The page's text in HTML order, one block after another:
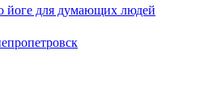
йоге для думающих людей